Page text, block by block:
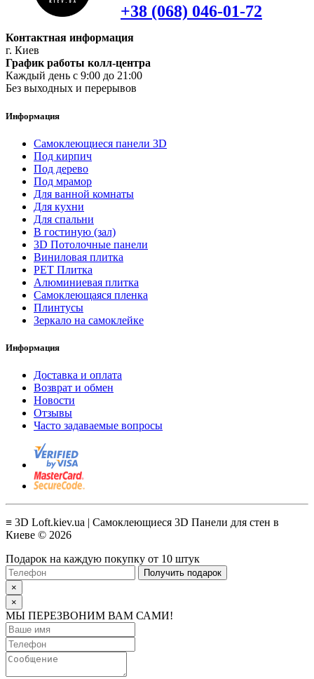
+38 (068) 046-01-72
Контактная информация
г. Киев
График работы колл-центра
Каждый день с 9:00 до 21:00
Без выходных и перерывов
Информация
Самоклеющиеся панели 3D
Под кирпич
Под дерево
Под мрамор
Для ванной комнаты
Для кухни
Для спальни
В гостиную (зал)
3D Потолочные панели
Виниловая плитка
PET Плитка
Алюминиевая плитка
Самоклеющаяся пленка
Плинтусы
Зеркало на самоклейке
Информация
Доставка и оплата
Возврат и обмен
Новости
Отзывы
Часто задаваемые вопросы
≡ 3D Loft.kiev.ua | Самоклеющиеся 3D Панели для стен в
Киеве © 2026
Подарок на каждую покупку от 10 штук
Получить подарок
×
×
МЫ ПЕРЕЗВОНИМ ВАМ САМИ!